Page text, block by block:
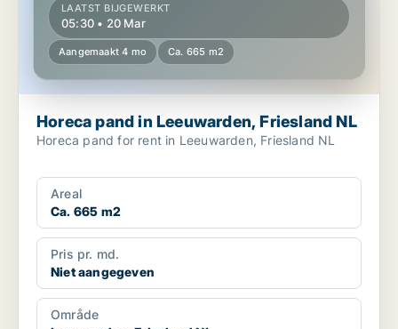
LAATST BIJGEWERKT
05:30 • 20 Mar
Aangemaakt 4 mo Ca. 665 m2
Horeca pand in Leeuwarden, Friesland NL
Horeca pand for rent in Leeuwarden, Friesland NL
Areal
Ca. 665 m2
Pris pr. md.
Niet aangegeven
Område